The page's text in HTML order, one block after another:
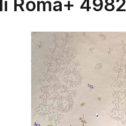
Roma+ 4982